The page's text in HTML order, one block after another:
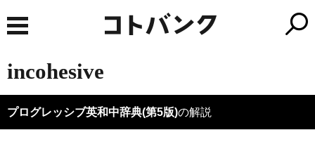
incohesive
プログレッシブ英和中辞典(第5版)の解説